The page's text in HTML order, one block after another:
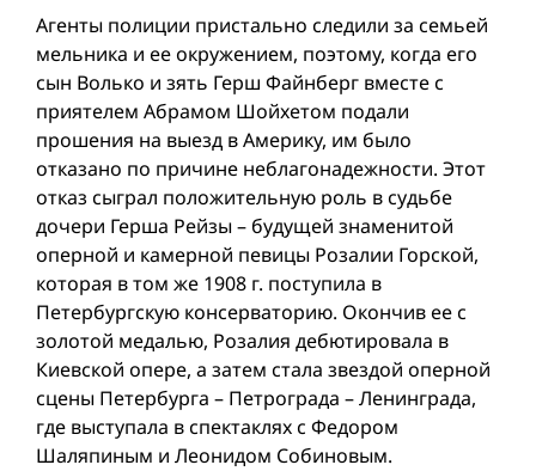
Агенты полиции пристально следили за семьей
мельника и ее окружением, поэтому, когда его
сын Волько и зять Герш Файнберг вместе с
приятелем Абрамом Шойхетом подали
прошения на выезд в Америку, им было
отказано по причине неблагонадежности. Этот
отказ сыграл положительную роль в судьбе
дочери Герша Рейзы – будущей знаменитой
оперной и камерной певицы Розалии Горской,
которая в том же 1908 г. поступила в
Петербургскую консерваторию. Окончив ее с
золотой медалью, Розалия дебютировала в
Киевской опере, а затем стала звездой оперной
сцены Петербурга – Петрограда – Ленинграда,
где выступала в спектаклях с Федором
Шаляпиным и Леонидом Собиновым.